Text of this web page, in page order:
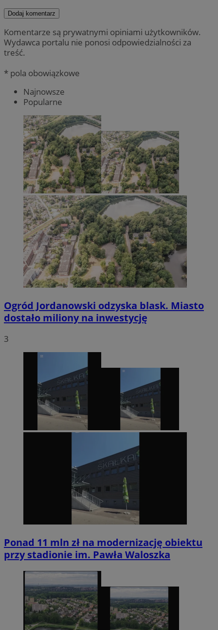
Dodaj komentarz
Komentarze są prywatnymi opiniami użytkowników.
Wydawca portalu nie ponosi odpowiedzialności za
treść.
* pola obowiązkowe
Najnowsze
Popularne
Ogród Jordanowski odzyska blask. Miasto
dostało miliony na inwestycję
3
Ponad 11 mln zł na modernizację obiektu
przy stadionie im. Pawła Waloszka